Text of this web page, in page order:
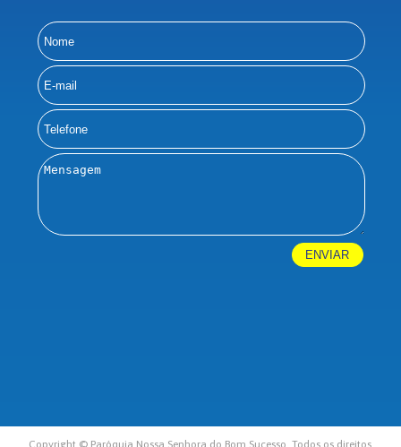
Copyright © Paróquia Nossa Senhora do Bom Sucesso. Todos os direitos